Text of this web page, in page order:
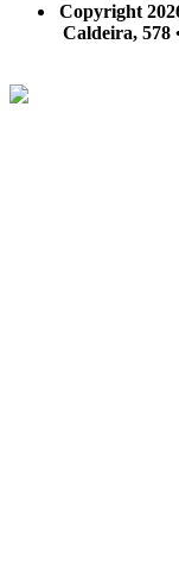
Copyright
Caldeira, 578